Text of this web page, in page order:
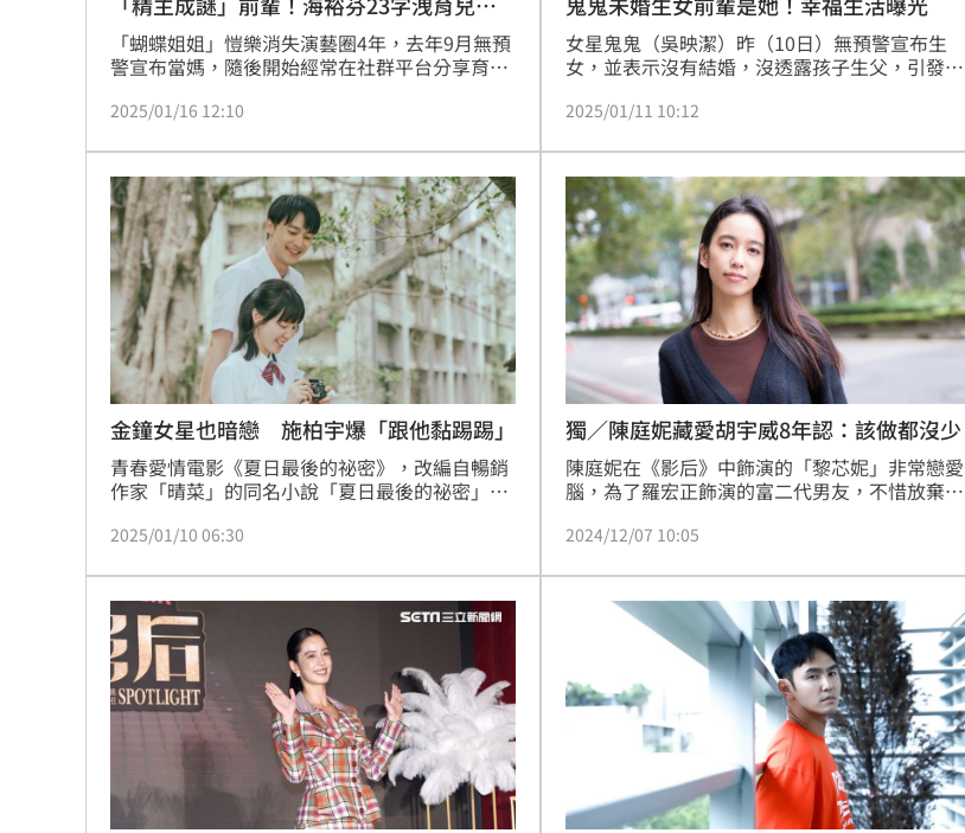
況
​「蝴蝶姐姐」愷樂消失演藝圈4年，去年9月無預
警宣布當媽，隨後開始經常在社群平台分享育兒
就是「事與願違」，釣出「國民姑姑」海裕芬回
2025/01/16 12:10
女星鬼鬼（吳映潔）昨（10日）無預警宣布生
女，並表示沒有結婚，沒透露孩子生父，引發外
調懷孕的女星，「國民姑姑」海裕芬2022年11月
2025/01/11 10:12
金鐘女星也暗戀 施柏宇爆「跟他黏踢踢」
青春愛情電影《夏日最後的祕密》，改編自暢銷
作家「晴菜」的同名小說「夏日最後的祕密」，
希、林子閎領銜主演，加上紀卜心、黃柏峰、吳
芬，蘇達等實力派演員和新生代演員共同演出，
卡司陣容堅強。林汝珊
2025/01/10 06:30
獨／陳庭妮藏愛胡宇威8年認：該做都沒少
陳庭妮在《影后》中飾演的「黎芯妮」非常戀愛
腦，為了羅宏正飾演的富二代男友，不惜放棄自
己絕對不會和角色做一樣的選擇，嘆角色「太
摸約會的畫面，是否有既視感？她邊笑邊長長地
嘆了一口氣。
2024/12/07 10:05